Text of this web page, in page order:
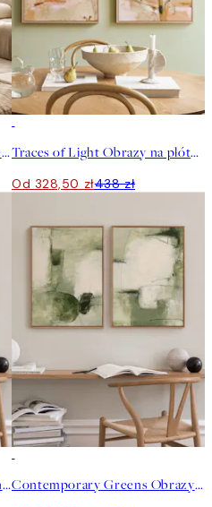
Earth Toned Obrazy na płótnie Duo Traces of Light Obrazy na płótnie Duo
Od 328,50 zł438 zł
Crafted Shape Obrazy na płótnie Duo Contemporary Greens Obrazy na płótnie Duo